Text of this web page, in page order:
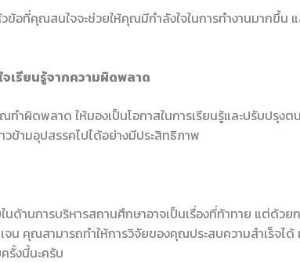
ข้อที่คุณสนใจจะช่วยให้คุณมีกำลังใจในการทำงานมากขึ้
จเรียนรู้จากความผิดพลาด
ำผิดพลาด ให้มองเป็นโอกาสในการเรียนรู้และปรับปรุง
ข้ามอุปสรรคไปได้อย่างมีประสิทธิภาพ
นด้านการบริหารสถานศึกษาอาจเป็นเรื่องที่ท้าทาย แต่ด้วย
น คุณสามารถทำให้การวิจัยของคุณประสบความสำเร็จได้
รั้งนี้นะครับ